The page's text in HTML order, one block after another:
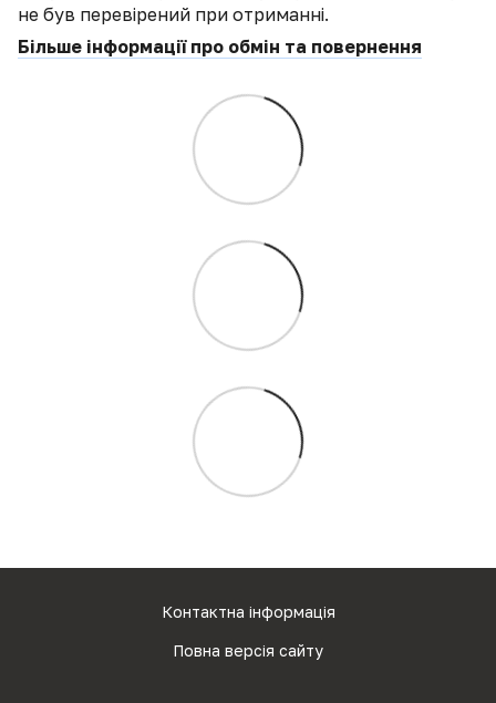
не був перевірений при отриманні.
Більше інформації про обмін та повернення
Контактна інформація
Повна версія сайту